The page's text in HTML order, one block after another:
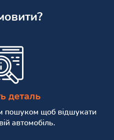
деталь
пошуком щоб відшукати
автомобіль.